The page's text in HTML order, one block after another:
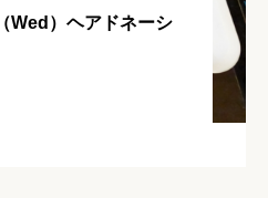
Wed）ヘアドネーシ